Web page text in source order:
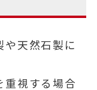
や天然石製に
重視する場合